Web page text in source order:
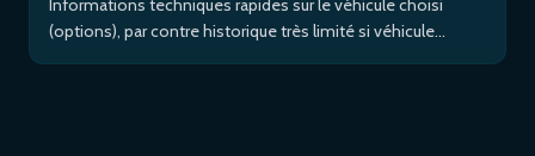
(options), par contre historique très limité si véhicule